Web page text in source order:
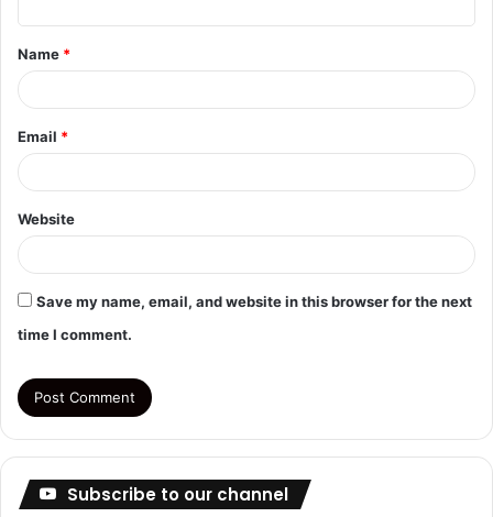
t
*
Name *
Email *
Website
Save my name, email, and website in this browser for the next
time I comment.
Subscribe to our channel